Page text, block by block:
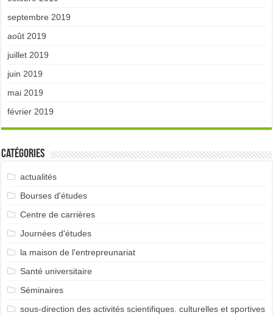
septembre 2019
août 2019
juillet 2019
juin 2019
mai 2019
février 2019
Catégories
actualités
Bourses d'études
Centre de carrières
Journées d'études
la maison de l'entrepreunariat
Santé universitaire
Séminaires
sous-direction des activités scientifiques. culturelles et sportives